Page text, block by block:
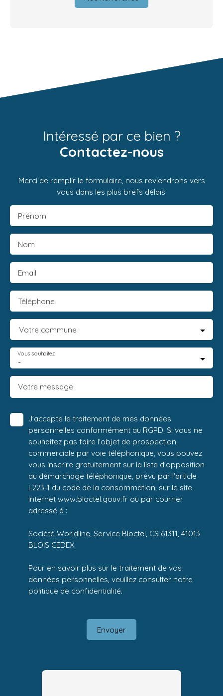
Intéressé par ce bien ?
Contactez-nous
Merci de remplir le formulaire, nous reviendrons vers
vous dans les plus brefs délais.
Prénom
Nom
Email
Téléphone
Votre commune
-
Vous souhaitez
Votre message
J'accepte le traitement de mes données
personnelles conformément au RGPD. Si vous ne
souhaitez pas faire l'objet de prospection
commerciale par voie téléphonique, vous pouvez
vous inscrire gratuitement sur la liste d'opposition
au démarchage téléphonique, prévu par l'article
L223-1 du code de la consommation, sur le site
Internet www.bloctel.gouv.fr ou par courrier
adressé à :
Société Worldline, Service Bloctel, CS 61311, 41013
BLOIS CEDEX.
Pour en savoir plus sur le traitement de vos
données personnelles, veuillez consulter notre
politique de confidentialité.
Envoyer